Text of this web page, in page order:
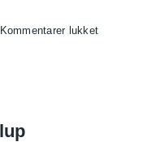
Kommentarer lukkettil